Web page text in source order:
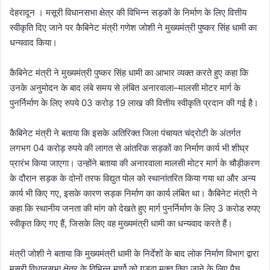
देहरादून । मसूरी विधानसभा क्षेत्र की विभिन्न सड़कों के निर्माण के लिए वित्तीय
स्वीकृति दिए जाने पर कैबिनेट मंत्री गणेश जोशी ने मुख्यमंत्री पुष्कर सिंह धामी का
धन्यवाद किया।
कैबिनेट मंत्री ने मुख्यमंत्री पुष्कर सिंह धामी का आभार व्यक्त करते हुए कहा कि
उनके अनुमोदन के बाद लंबे समय से लंबित अनारवाला–मालसी मोटर मार्ग के
पुनर्निर्माण के लिए रुपये 03 करोड़ 19 लाख की वित्तीय स्वीकृति प्रदान की गई है।
कैबिनेट मंत्री ने बताया कि इसके अतिरिक्त जिला पंचायत चंद्रोटी के अंतर्गत
लगभग 04 करोड़ रुपये की लागत से आंतरिक सड़कों का निर्माण कार्य भी शीघ्र
प्रारंभ किया जाएगा। उन्होंने बताया की अनारवाला मालसी मोटर मार्ग के चौड़ीकरण
के दौरान सड़क के दोनों तरफ विद्युत पोल को स्थानांतरित किया गया था और अन्य
कार्य भी किए गए, इसके कारण सड़क निर्माण का कार्य लंबित था। कैबिनेट मंत्री ने
कहा कि स्थानीय जनता की मांग को देखते हुए मार्ग पुनर्निर्माण के लिए 3 करोड रुपए
स्वीकृत किए गए हैं, जिसके लिए वह मुख्यमंत्री धामी का धन्यवाद करते हैं।
मंत्री जोशी ने बताया कि मुख्यमंत्री धामी के निर्देशों के बाद लोक निर्माण विभाग द्वारा